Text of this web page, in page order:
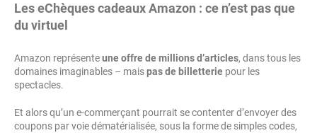
Les eChèques cadeaux Amazon : ce n’est pas que
du virtuel
Amazon représenteune offre de millions d’articles, dans tous les
domaines imaginables – maispas de billetterie pour les
spectacles.
Et alors qu’un e-commerçant pourrait se contenter d’envoyer des
coupons par voie dématérialisée, sous la forme de simples codes,